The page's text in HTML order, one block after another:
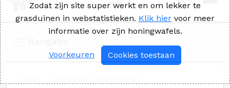
Zodat zijn site super werkt en om lekker te
grasduinen in webstatistieken. Klik hier voor meer
informatie over zijn honingwafels.
Voorkeuren Cookies toestaan